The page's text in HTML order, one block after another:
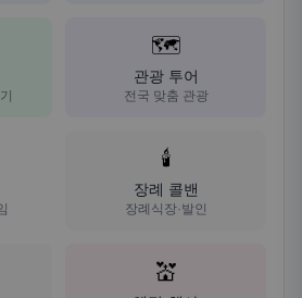
🗺️
관광 투어
전국 맞춤 관광
🕯️
장례 콜밴
장례식장·발인
💒